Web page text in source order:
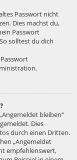
Passwort nicht
Dies machst du,
Passwort
solltest du dich
bleiben“
Dies
durch einen Dritten.
„Angemeldet
empfehlenswert,